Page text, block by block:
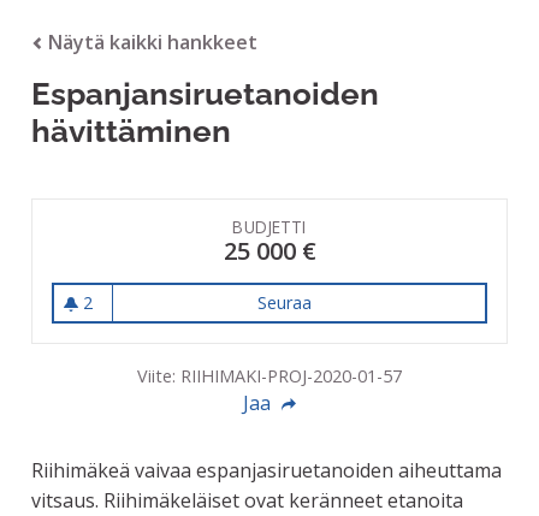
Näytä kaikki hankkeet
Espanjansiruetanoiden
hävittäminen
BUDJETTI
25 000 €
2
2 seuraajaa
Seuraa
Viite: RIIHIMAKI-PROJ-2020-01-57
Jaa
Riihimäkeä vaivaa espanjasiruetanoiden aiheuttama
vitsaus. Riihimäkeläiset ovat keränneet etanoita